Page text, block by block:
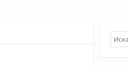
Поиск